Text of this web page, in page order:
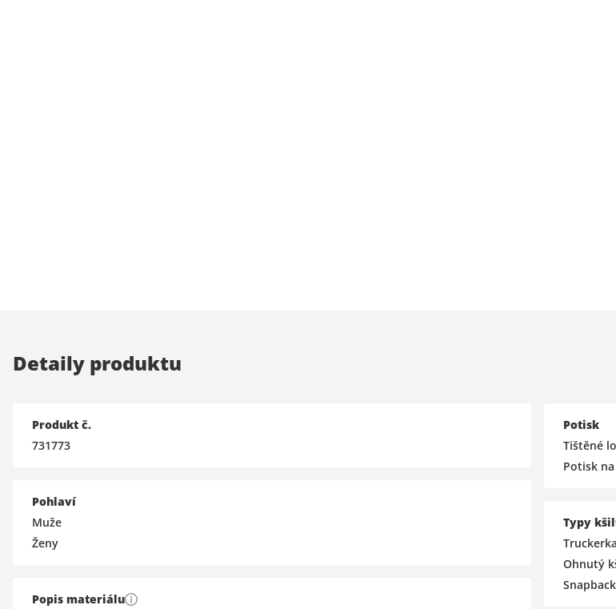
Detaily produktu
Produkt č.
731773
Pohlaví
Muže
Ženy
Popis materiálu
Potisk
Tištěné
Potisk
Typy
Truckerka
Ohnutý
Snapback